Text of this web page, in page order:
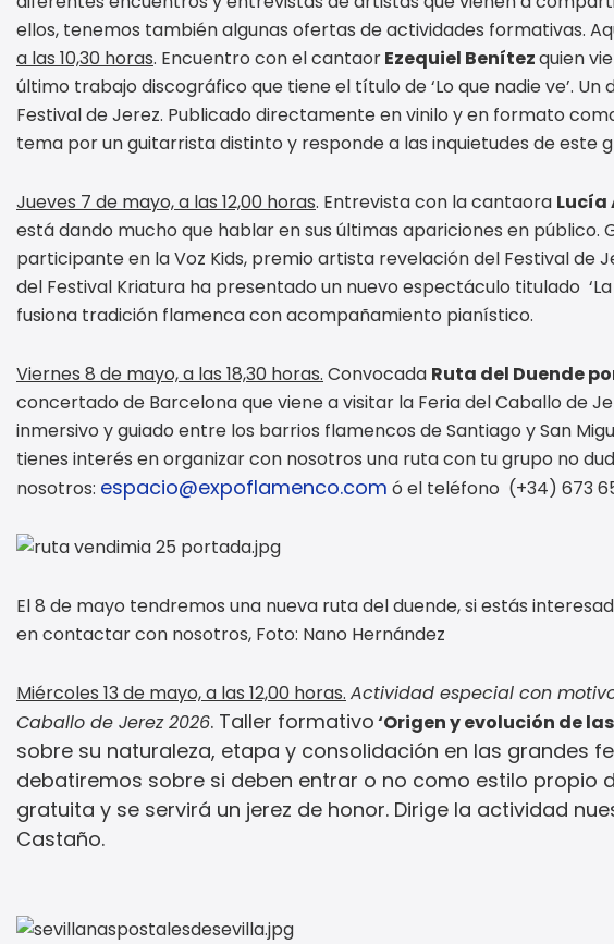
ellos, tenemos también algunas ofertas de actividades formativas.
a las 10,30 horas. Encuentro con el cantaorEzequiel Benítezquien
último trabajo discográfico que tiene el título de ‘Lo que nadie ve’.
Festival de Jerez. Publicado directamente en vinilo y en formato
tema por un guitarrista distinto y responde a las inquietudes de este
Jueves 7 de mayo, a las 12,00 horas. Entrevista con la cantaora Lucía
está dando mucho que hablar en sus últimas apariciones en público.
participante en la Voz Kids, premio artista revelación del Festival de
del Festival Kriatura ha presentado un nuevo espectáculo titulado
fusiona tradición flamenca con acompañamiento pianístico.
Viernes 8 de mayo, a las 18,30 horas. Convocada Ruta del Duende
concertado de Barcelona que viene a visitar la Feria del Caballo de
inmersivo y guiado entre los barrios flamencos de Santiago y San
tienes interés en organizar con nosotros una ruta con tu grupo no
nosotros: espacio@expoflamenco.com ó el teléfono (+34) 673
El 8 de mayo tendremos una nueva ruta del duende, si estás
en contactar con nosotros, Foto: Nano Hernández
Miércoles 13 de mayo, a las 12,00 horas. Actividad especial con
Caballo de Jerez 2026. Taller formativo‘Origen y evolución de
sobre su naturaleza, etapa y consolidación en las grandes
debatiremos sobre si deben entrar o no como estilo propio
gratuita y se servirá un jerez de honor. Dirige la actividad
Castaño.